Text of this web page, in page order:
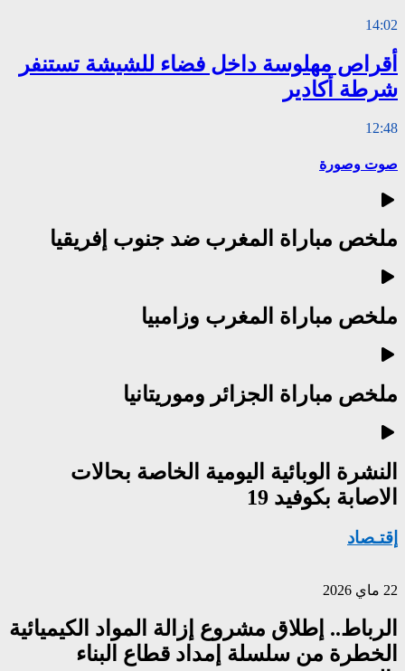
14:02
أقراص مهلوسة داخل فضاء للشيشة تستنفر
شرطة أكادير
12:48
صوت وصورة
ملخص مباراة المغرب ضد جنوب إفريقيا
ملخص مباراة المغرب وزامبيا
ملخص مباراة الجزائر وموريتانيا
النشرة الوبائية اليومية الخاصة بحالات
الاصابة بكوفيد 19
إقتـصاد
22 ماي 2026
الرباط.. إطلاق مشروع إزالة المواد الكيميائية
الخطرة من سلسلة إمداد قطاع البناء